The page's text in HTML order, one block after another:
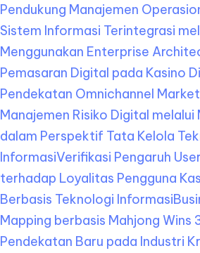
Pendukung Manajemen
Sistem Informasi Terintegrasi
Menggunakan Enterprise
Pemasaran Digital pada Kasino
Pendekatan Omnichannel
Manajemen Risiko Digital melalui
dalam Perspektif Tata Kelola
InformasiVerifikasi Pengaruh
terhadap Loyalitas Pengguna
Berbasis Teknologi Informasi
Mapping berbasis Mahjong Wins
Pendekatan Baru pada Industri